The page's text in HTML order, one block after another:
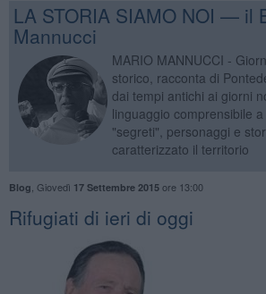
LA STORIA SIAMO NOI — il
Mannucci
MARIO MANNUCCI -
storico, racconta di
dai tempi antichi ai giorni
linguaggio comprensibile
"segreti", personaggi e
caratterizzato il territorio
Blog Giovedì 17 Settembre 2015ore 13:00
​Rifugiati di ieri di oggi